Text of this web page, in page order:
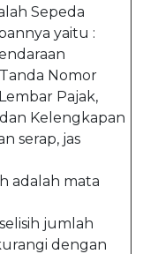
Sepeda
yaitu :
Nomor
Pajak,
Kelengkapan
serap, jas
adalah mata
jumlah
dengan